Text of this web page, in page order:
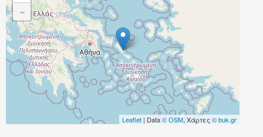
-
Leaflet | Data© OSM, Χάρτες © buk.gr